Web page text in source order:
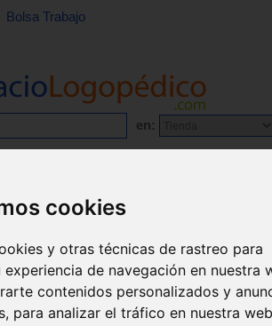
cookies
y otras técnicas de rastreo para
experiencia de navegación en nuestra
contenidos personalizados y
para analizar el tráfico en nuestra
Bolsa Trabajo
en: